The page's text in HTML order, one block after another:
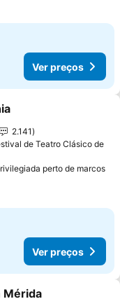
Ver preços
aos favoritos
2.141
de Teatro Clásico de
perto de marcos
Ver preços
aos favoritos
Mérida